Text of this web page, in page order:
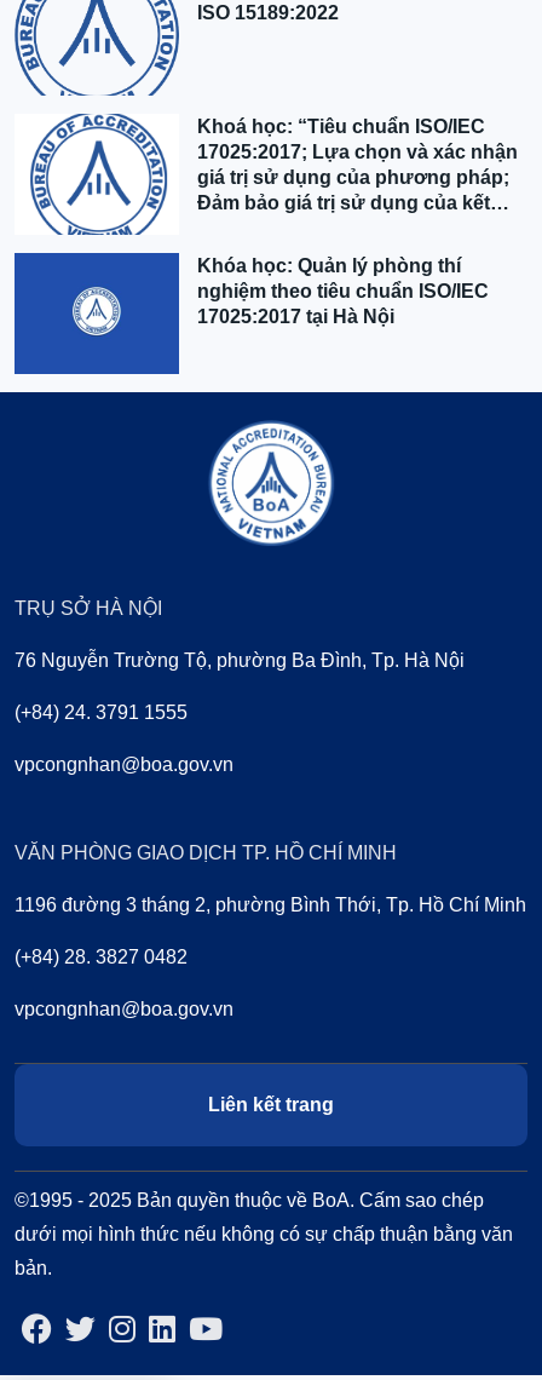
ISO 15189:2022
Khoá học: “Tiêu chuẩn ISO/IEC
17025:2017; Lựa chọn và xác nhận
giá trị sử dụng của phương pháp;
Đảm bảo giá trị sử dụng của kết
Khóa học: Quản lý phòng thí
nghiệm theo tiêu chuẩn ISO/IEC
17025:2017 tại Hà Nội
TRỤ SỞ HÀ NỘI
76 Nguyễn Trường Tộ, phường Ba Đình, Tp. Hà Nội
(+84) 24. 3791 1555
vpcongnhan@boa.gov.vn
VĂN PHÒNG GIAO DỊCH TP. HỒ CHÍ MINH
1196 đường 3 tháng 2, phường Bình Thới, Tp. Hồ Chí Minh
(+84) 28. 3827 0482
vpcongnhan@boa.gov.vn
Liên kết trang
©1995 - 2025 Bản quyền thuộc về BoA. Cấm sao chép
dưới mọi hình thức nếu không có sự chấp thuận bằng văn
bản.